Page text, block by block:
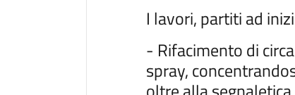
I lavori, partiti ad
- Rifacimento di circa
spray,